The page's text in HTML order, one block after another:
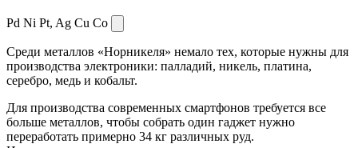
Pd Ni Pt, Ag Cu Co
Среди металлов «Норникеля» немало тех, которые нужны для
производства электроники: палладий, никель, платина,
серебро, медь и кобальт.
Для производства современных смартфонов требуется все
больше металлов, чтобы собрать один гаджет нужно
переработать примерно 34 кг различных руд.